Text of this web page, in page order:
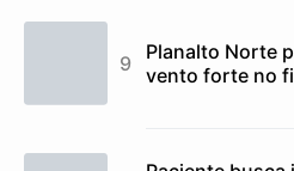
Planalto Norte
vento forte no